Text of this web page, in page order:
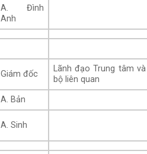
A. Đình
Anh
Giám đốc
Lãnh đạo Trung tâm
bộ liên quan
A. Bản
A. Sinh